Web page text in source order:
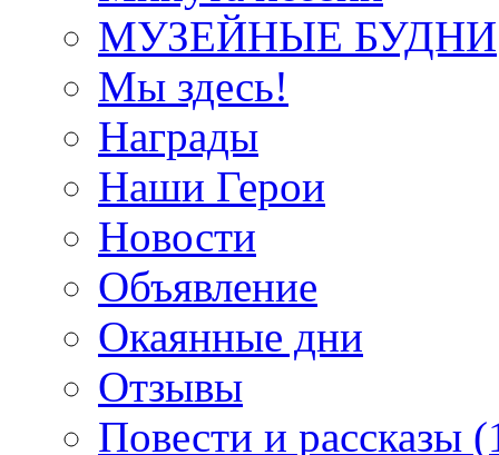
МУЗЕЙНЫЕ БУДНИ
Мы здесь!
Награды
Наши Герои
Новости
Объявление
Окаянные дни
Отзывы
Повести и рассказы